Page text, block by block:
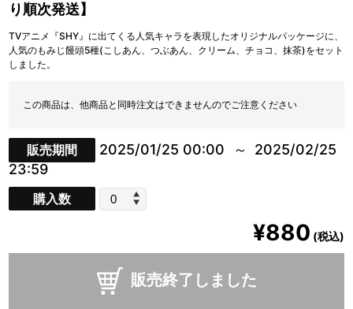
り順次発送】
TVアニメ『SHY』に出てくる人気キャラを表現したオリジナルパッケージに、
人気のもみじ饅頭5種(こしあん、つぶあん、クリーム、チョコ、抹茶)をセット
しました。
この商品は、他商品と同時注文はできませんのでご注意ください
販売期間 2025/01/25 00:00
2025/02/25
23:59
購入数
¥880 (税込)
販売終了しました